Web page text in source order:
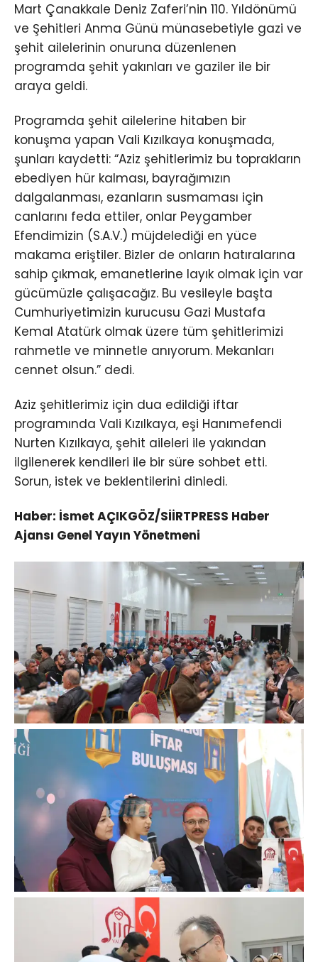
Mart Çanakkale Deniz Zaferi’nin 110. Yıldönümü
ve Şehitleri Anma Günü münasebetiyle gazi ve
şehit ailelerinin onuruna düzenlenen
programda şehit yakınları ve gaziler ile bir
araya geldi.
Programda şehit ailelerine hitaben bir
konuşma yapan Vali Kızılkaya konuşmada,
şunları kaydetti: “Aziz şehitlerimiz bu toprakların
ebediyen hür kalması, bayrağımızın
dalgalanması, ezanların susmaması için
canlarını feda ettiler, onlar Peygamber
Efendimizin (S.A.V.) müjdelediği en yüce
makama eriştiler. Bizler de onların hatıralarına
sahip çıkmak, emanetlerine layık olmak için var
gücümüzle çalışacağız. Bu vesileyle başta
Cumhuriyetimizin kurucusu Gazi Mustafa
Kemal Atatürk olmak üzere tüm şehitlerimizi
rahmetle ve minnetle anıyorum. Mekanları
cennet olsun.” dedi.
Aziz şehitlerimiz için dua edildiği iftar
programında Vali Kızılkaya, eşi Hanımefendi
Nurten Kızılkaya, şehit aileleri ile yakından
ilgilenerek kendileri ile bir süre sohbet etti.
Sorun, istek ve beklentilerini dinledi.
Haber: İsmet AÇIKGÖZ/SİİRTPRESS Haber
Ajansı Genel Yayın Yönetmeni